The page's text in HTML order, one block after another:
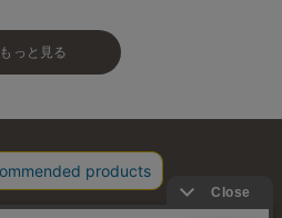
もっと見る